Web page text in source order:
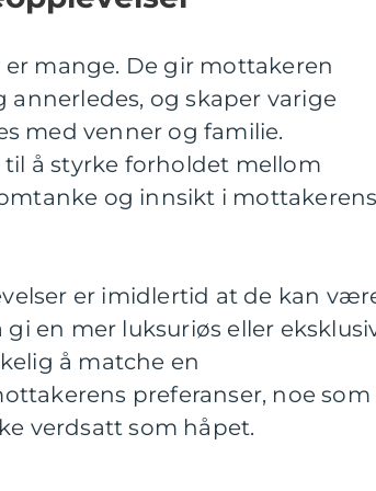
mange. De gir mottakeren
og skaper varige
med venner og familie.
å styrke forholdet mellom
og innsikt i mottakerens
er imidlertid at de kan
en mer luksuriøs eller
å matche en
preferanser, noe som
verdsatt som håpet.